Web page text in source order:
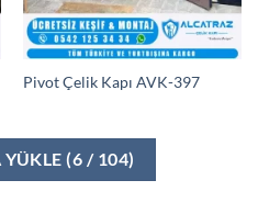
Pivot Çelik Kapı AVK-397
(6 / 104)